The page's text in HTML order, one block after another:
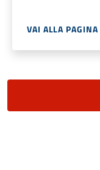
VAI ALLA PAGINA